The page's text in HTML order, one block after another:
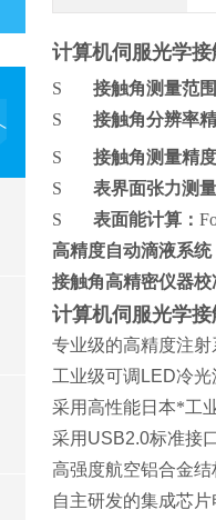
计算机伺服光学
S 接触角测量范围
S 接触角分辨率
S 接触角测量精度
S 表界面张力测
S 表面能计算：
高精度自动滴液系统
接触角高精密仪器校
计算机伺服光学
专业级的高精度注
工业级可调 LED冷光
采用高性能日本*工
采用 USB2.0标准接
高强度航空铝合金
自主研发的集成芯